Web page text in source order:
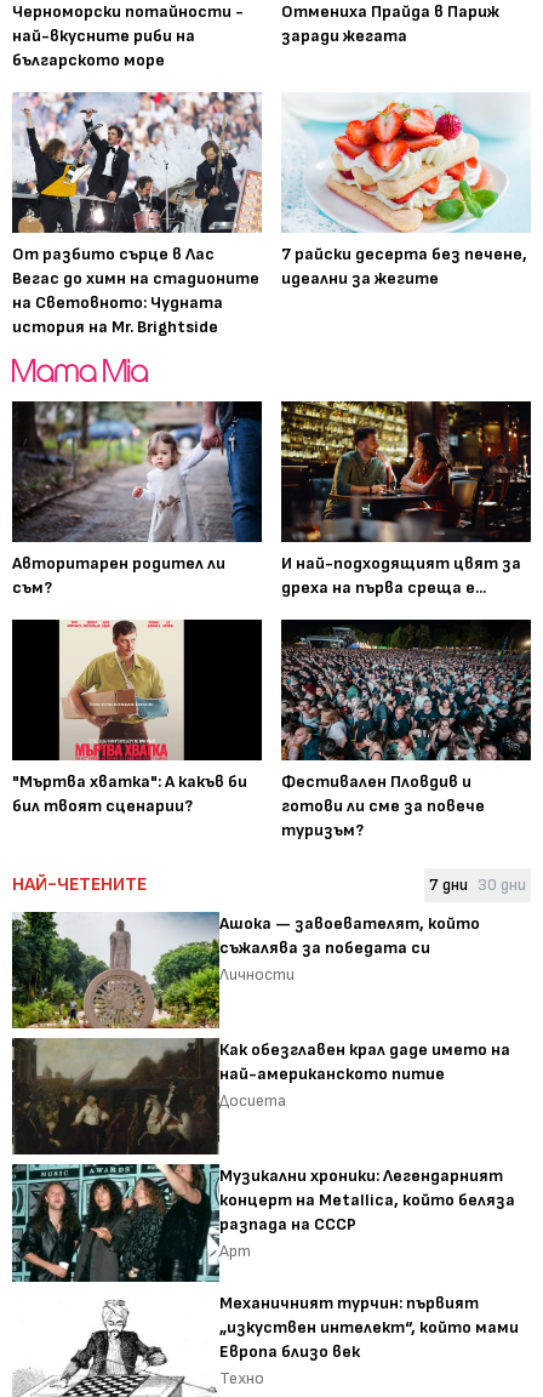
Черноморски потайности -
най-вкусните риби на
българското море
Отмениха Прайда в Париж
заради жегата
От разбито сърце в Лас
Вегас до химн на стадионите
на Световното: Чудната
история на Mr. Brightside
7 райски десерта без печене,
идеални за жегите
Авторитарен родител ли
съм?
И най-подходящият цвят за
дреха на първа среща е...
"Мъртва хватка": А какъв би
бил твоят сценарии?
Фестивален Пловдив и
готови ли сме за повече
туризъм?
НАЙ-ЧЕТЕНИТЕ 7 дни 30 дни
Ашока — завоевателят, който
съжалява за победата си
Личности
Как обезглавен крал даде името на
най-американското питие
Досиета
Музикални хроники: Легендарният
концерт на Metallica, който беляза
разпада на СССР
Арт
Механичният турчин: първият
„изкуствен интелект“, който мами
Европа близо век
Техно